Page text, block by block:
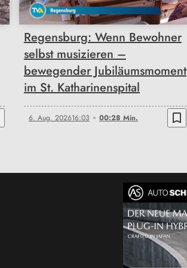
Regensburg: Wenn Bewohner
selbst musizieren –
bewegender Jubiläumsmoment
im St. Katharinenspital
6. Aug. 202616:03 00:28 Min. bookmark_border